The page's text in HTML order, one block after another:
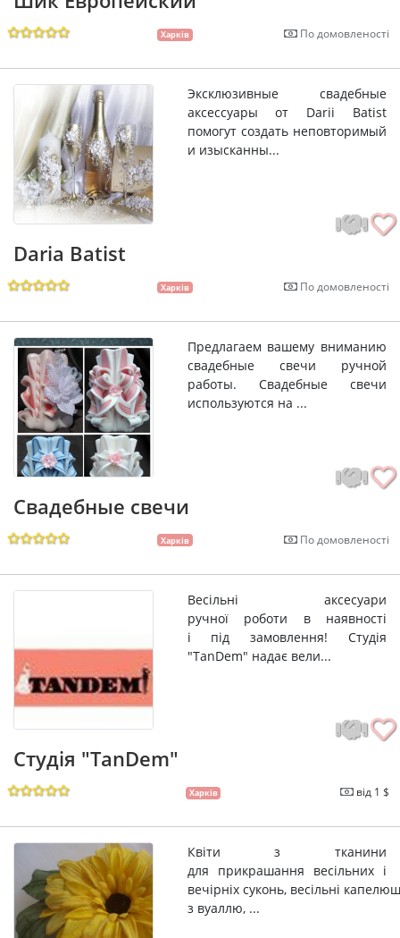
Харків По домовленості
Эксклюзивные свадебные
аксессуары от Darii Batist
помогут создать неповторимый
и изысканны...
Daria Batist
Харків По домовленості
Предлагаем вашему вниманию
свадебные свечи ручной
работы. Свадебные свечи
используются на ...
Свадебные свечи
Харків По домовленості
Весільні аксесуари
ручної роботи в наявності
і під замовлення! Студія
"TanDem" надає вели...
Студія "TanDem"
Харків від 1 $
Квіти з тканини
для прикрашання весільних і
вечірніх суконь, весільні
з вуаллю, ...